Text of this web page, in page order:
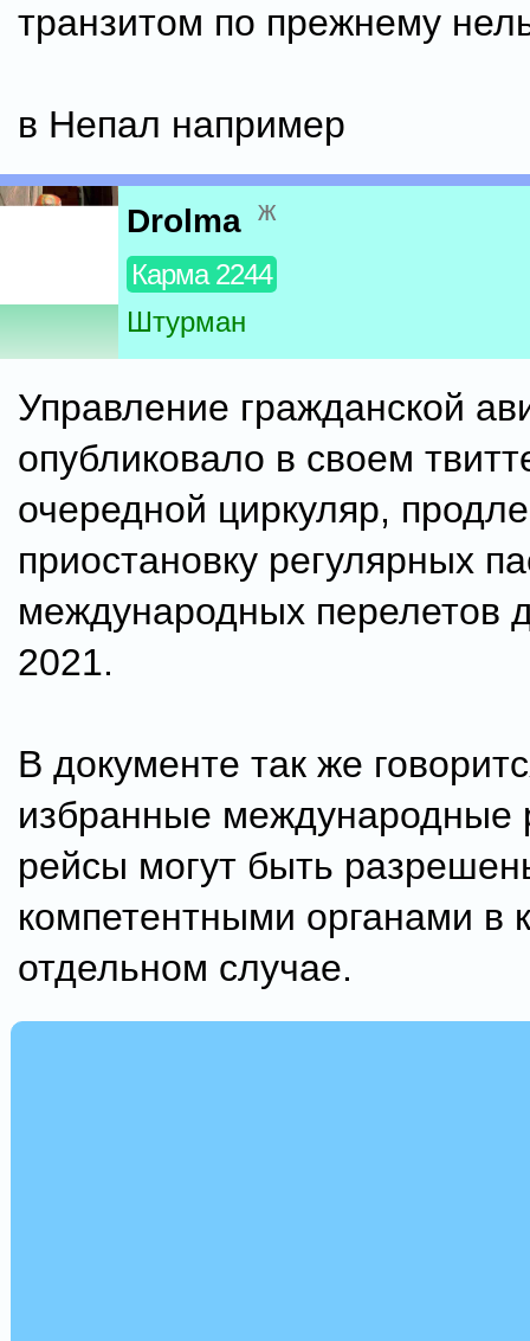
транзитом по прежнему
в Непал например
Drolma ж
Карма 2244
Штурман
Управление гражданской
опубликовало в своем
очередной циркуляр,
приостановку регулярных
международных перелетов
2021.
В документе так же
избранные международные
рейсы могут быть
компетентными органами в
отдельном случае.